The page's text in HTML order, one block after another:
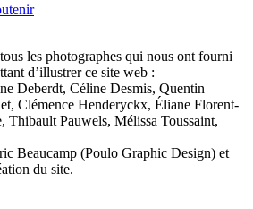
les photographes qui nous ont fourni
d’illustrer ce site web :
Deberdt, Céline Desmis, Quentin
Clémence Henderyckx, Éliane Florent-
Thibault Pauwels, Mélissa Toussaint,
Beaucamp (Poulo Graphic Design) et
du site.